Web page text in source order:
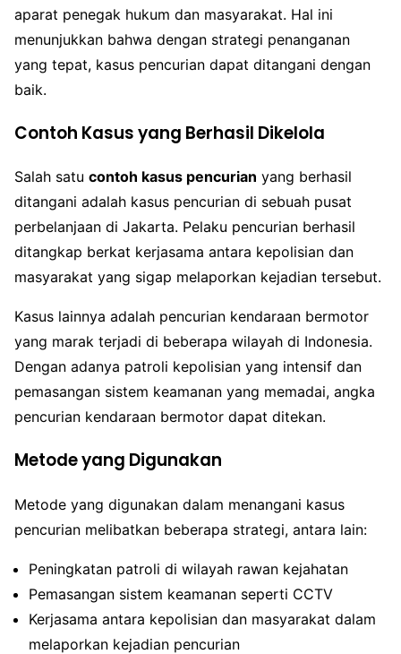
aparat penegak hukum dan masyarakat. Hal ini
menunjukkan bahwa dengan strategi penanganan
yang tepat, kasus pencurian dapat ditangani dengan
baik.
Contoh Kasus yang Berhasil Dikelola
Salah satu contoh kasus pencurian yang berhasil
ditangani adalah kasus pencurian di sebuah pusat
perbelanjaan di Jakarta. Pelaku pencurian berhasil
ditangkap berkat kerjasama antara kepolisian dan
masyarakat yang sigap melaporkan kejadian tersebut.
Kasus lainnya adalah pencurian kendaraan bermotor
yang marak terjadi di beberapa wilayah di Indonesia.
Dengan adanya patroli kepolisian yang intensif dan
pemasangan sistem keamanan yang memadai, angka
pencurian kendaraan bermotor dapat ditekan.
Metode yang Digunakan
Metode yang digunakan dalam menangani kasus
pencurian melibatkan beberapa strategi, antara lain:
Peningkatan patroli di wilayah rawan kejahatan
Pemasangan sistem keamanan seperti CCTV
Kerjasama antara kepolisian dan masyarakat dalam
melaporkan kejadian pencurian